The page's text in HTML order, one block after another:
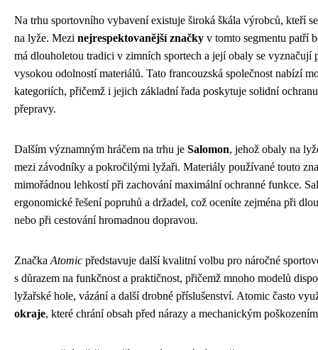
Na trhu sportovního vybavení existuje široká škála výrobců, kteří
na lyže. Mezi nejrespektovanější značky v tomto segmentu patří
má dlouholetou tradici v zimních sportech a její obaly se vyznačují
vysokou odolností materiálů. Tato francouzská společnost nabízí
kategoriích, přičemž i jejich základní řada poskytuje solidní
přepravy.
Dalším významným hráčem na trhu je Salomon, jehož obaly na
mezi závodníky a pokročilými lyžaři. Materiály používané touto
mimořádnou lehkostí při zachování maximální ochranné funkce.
ergonomické řešení popruhů a držadel, což oceníte zejména při
nebo při cestování hromadnou dopravou.
Značka Atomic představuje další kvalitní volbu pro náročné
s důrazem na funkčnost a praktičnost, přičemž mnoho modelů
lyžařské hole, vázání a další drobné příslušenství. Atomic často
okraje, které chrání obsah před nárazy a mechanickým